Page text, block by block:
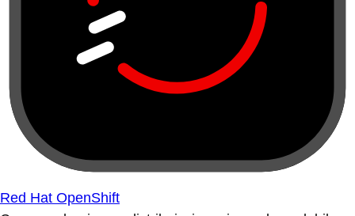
Red Hat OpenShift